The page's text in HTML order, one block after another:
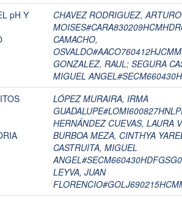
pH Y
CHAVEZ RODRIGUEZ, ARTURO
CAMACHO,
GONZALEZ, RAUL; SEGURA
MIGUEL
LÓPEZ MURAIRA, IRMA
HERNÁNDEZ CUEVAS, LAURA
BURBOA MEZA, CINTHYA
CASTRUITA, MIGUEL
LEYVA, JUAN